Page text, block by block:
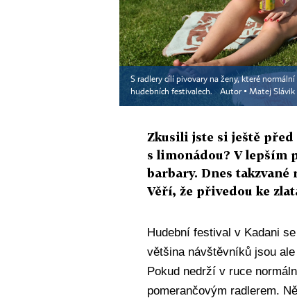
S radlery cílí pivovary na ženy, které
hudebních festivalech.
Autor ▪ Matej Slávik
Zkusili jste si ještě
s limonádou? V lepším
barbary. Dnes
Věří, že přivedou ke
Hudební festival v Kadani
většina návštěvníků jsou
Pokud nedrží v ruce
pomerančovým radlerem.